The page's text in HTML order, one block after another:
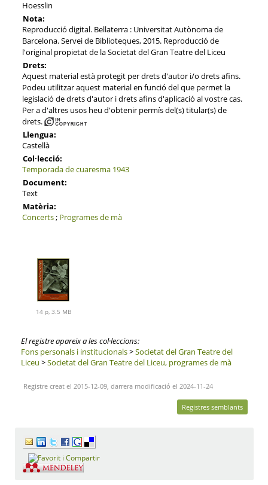
Hoesslin
Nota:
Reproducció digital. Bellaterra : Universitat Autònoma de
Barcelona. Servei de Biblioteques, 2015. Reproducció de
l'original propietat de la Societat del Gran Teatre del Liceu
Drets:
Aquest material està protegit per drets d'autor i/o drets afins.
Podeu utilitzar aquest material en funció del que permet la
legislació de drets d'autor i drets afins d'aplicació al vostre cas.
Per a d'altres usos heu d'obtenir permís del(s) titular(s) de
drets.
Llengua:
Castellà
Col·lecció:
Temporada de cuaresma 1943
Document:
Text
Matèria:
Concerts; Programes de mà
14 p, 3.5 MB
El registre apareix a les col·leccions:
Fons personals i institucionals>Societat del Gran Teatre del
Liceu >Societat del Gran Teatre del Liceu, programes de mà
Registre creat el 2015-12-09, darrera modificació el 2024-11-24
Registres semblants